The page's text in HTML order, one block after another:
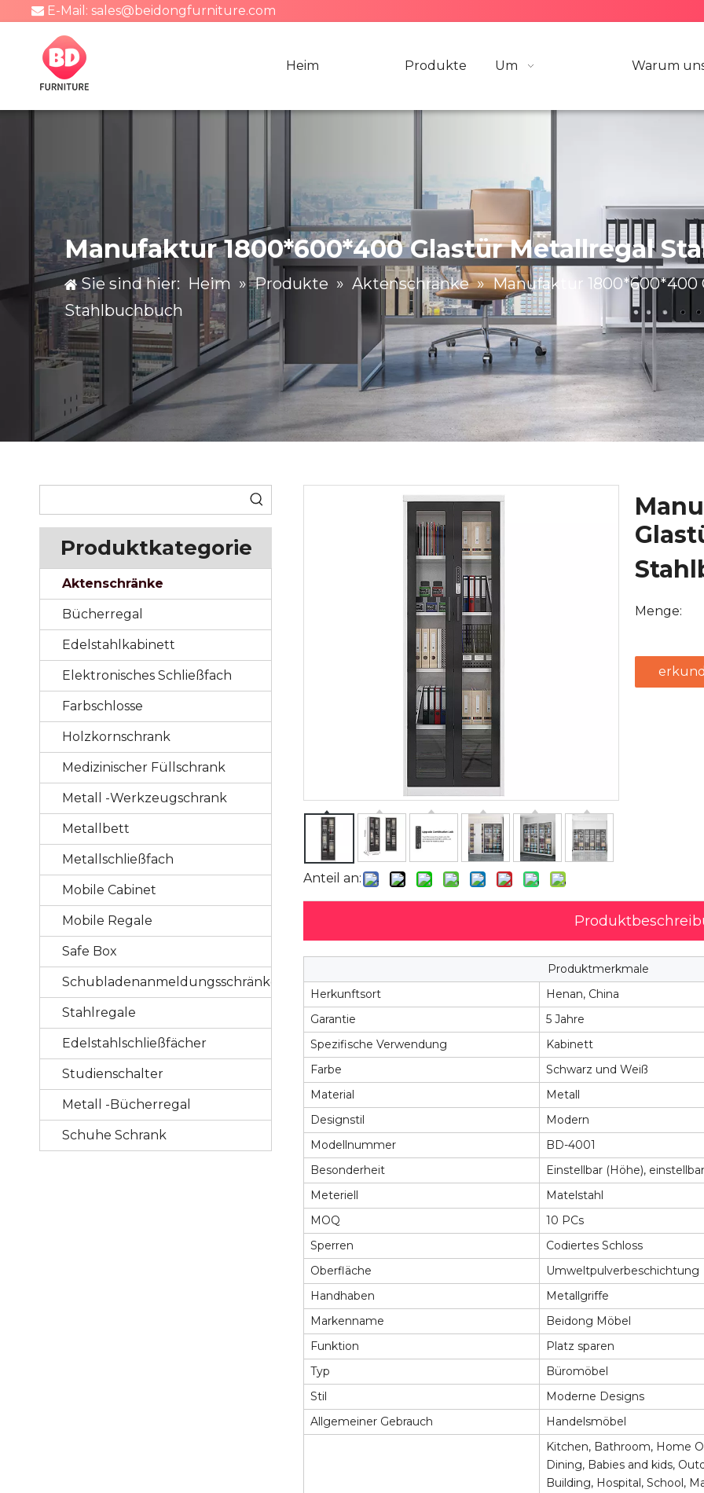
 E-Mail: sales@beidongfurniture.com
Heim Produkte Um Warum
Manufaktur 1800*600*400 Glastür Metallregal
Sie sind hier: Heim » Produkte » Aktenschränke » Manufaktur 1800*600*400
Stahlbuchbuch
Produktkategorie
Aktenschränke
Bücherregal
Edelstahlkabinett
Elektronisches Schließfach
Farbschlosse
Holzkornschrank
Medizinischer Füllschrank
Metall -Werkzeugschrank
Metallbett
Metallschließfach
Mobile Cabinet
Mobile Regale
Safe Box
Schubladenanmeldungsschränke
Stahlregale
Edelstahlschließfächer
Studienschalter
Metall -Bücherregal
Schuhe Schrank
Anteil an:
Menge:
Produktmerkmale
Herkunftsort
Henan, China
Garantie
5 Jahre
Spezifische Verwendung
Kabinett
Farbe
Schwarz und Weiß
Material
Metall
Designstil
Modern
Modellnummer
BD-4001
Besonderheit
Einstellbar (Höhe),
Meteriell
Matelstahl
MOQ
10 PCs
Sperren
Codiertes Schloss
Oberfläche
Umweltpulverbeschichtung
Handhaben
Metallgriffe
Markenname
Beidong Möbel
Funktion
Platz sparen
Typ
Büromöbel
Stil
Moderne Designs
Allgemeiner Gebrauch
Handelsmöbel
Kitchen, Bathroom, Home
Dining, Babies and kids,
Building, Hospital, School,